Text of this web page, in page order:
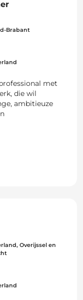
Brabant
met
die wil
ambitieuze
Overijssel en